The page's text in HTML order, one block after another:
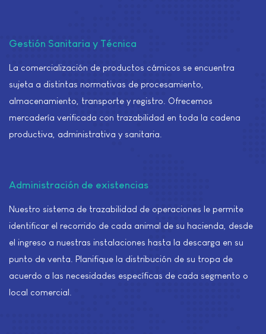
Gestión Sanitaria y Técnica
La comercialización de productos cárnicos se encuentra
sujeta a distintas normativas de procesamiento,
almacenamiento, transporte y registro. Ofrecemos
mercadería verificada con trazabilidad en toda la cadena
productiva, administrativa y sanitaria.
Administración de existencias
Nuestro sistema de trazabilidad de operaciones le permite
identificar el recorrido de cada animal de su hacienda, desde
el ingreso a nuestras instalaciones hasta la descarga en su
punto de venta. Planifique la distribución de su tropa de
acuerdo a las necesidades específicas de cada segmento o
local comercial.